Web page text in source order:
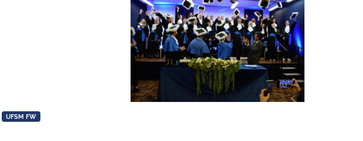
UFSM FW